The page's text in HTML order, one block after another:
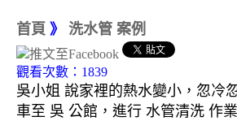
首頁 》 洗水管 案例
觀看次數：1839
吳小姐 說家裡的熱水變小，忽冷
車至 吳 公館，進行 水管清洗 作